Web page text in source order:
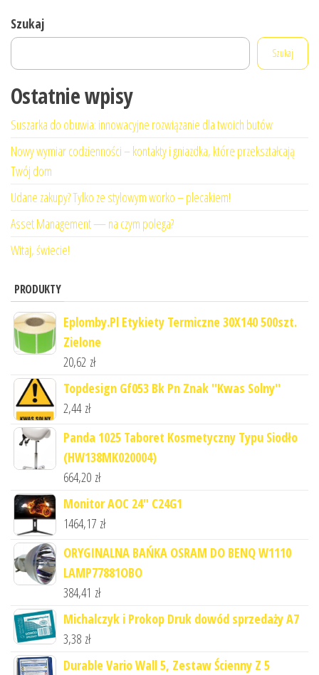
Szukaj
Szukaj
Ostatnie wpisy
Suszarka do obuwia: innowacyjne rozwiązanie dla twoich butów
Nowy wymiar codzienności – kontakty i gniazdka, które przekształcają
Twój dom
Udane zakupy? Tylko ze stylowym worko – plecakiem!
Asset Management — na czym polega?
Witaj, świecie!
PRODUKTY
Eplomby.Pl Etykiety Termiczne 30X140 500szt.
Zielone
20,62 zł
Topdesign Gf053 Bk Pn Znak ''Kwas Solny''
2,44 zł
Panda 1025 Taboret Kosmetyczny Typu Siodło
(HW138MK020004)
664,20 zł
Monitor AOC 24" C24G1
1464,17 zł
ORYGINALNA BAŃKA OSRAM DO BENQ W1110
LAMP77881OBO
384,41 zł
Michalczyk i Prokop Druk dowód sprzedaży A7
3,38 zł
Durable Vario Wall 5, Zestaw Ścienny Z 5